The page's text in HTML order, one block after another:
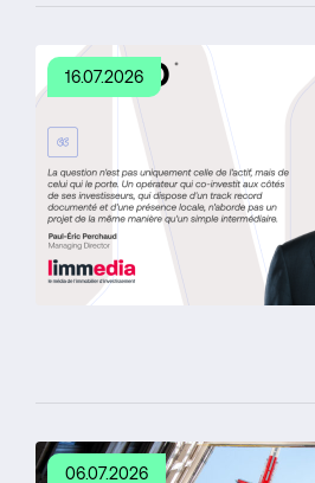
16.07.2026
06.07.2026